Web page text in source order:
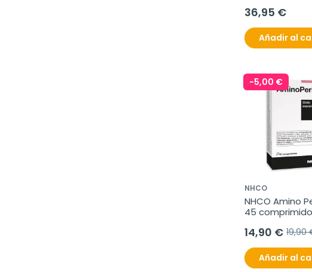
36,95 €
Añadir al
-5,00 €
NHCO
NHCO Amino
45
14,90 € 19,90
Añadir al